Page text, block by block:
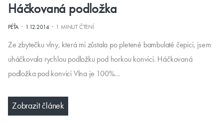
Háčkovaná podložka
PÉŤA· 1.12.2014· 1 MINUT ČTENÍ
Ze zbytečku vlny, která mi zůstala po pletené bambulaté čepici, jsem
uháčkovala rychlou podložku pod horkou konvici. Háčkovaná
podložka pod konvici Vlna je 100%…
Zobrazit článek